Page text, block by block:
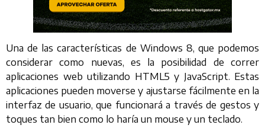
Una de las características de Windows 8, que podemos
considerar como nuevas, es la posibilidad de correr
aplicaciones web utilizando HTML5 y JavaScript. Estas
aplicaciones pueden moverse y ajustarse fácilmente en la
interfaz de usuario, que funcionará a través de gestos y
toques tan bien como lo haría un mouse y un teclado.